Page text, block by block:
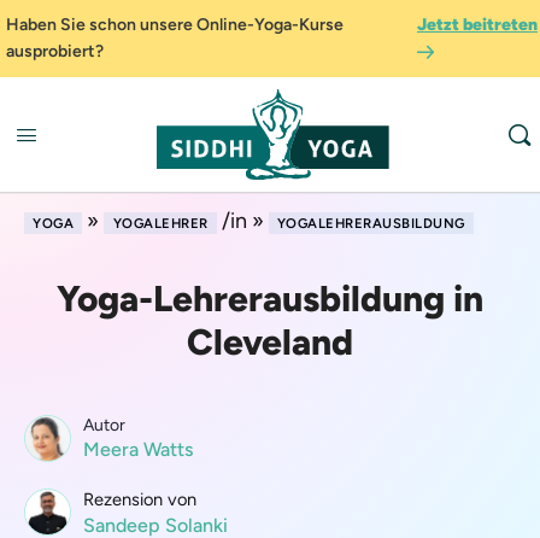
Haben Sie schon unsere Online-Yoga-Kurse
ausprobiert?
Jetzt beitreten
YOGA » YOGALEHRER /in » YOGALEHRERAUSBILDUNG
Yoga-Lehrerausbildung in
Cleveland
Autor
Meera Watts
Rezension von
Sandeep Solanki